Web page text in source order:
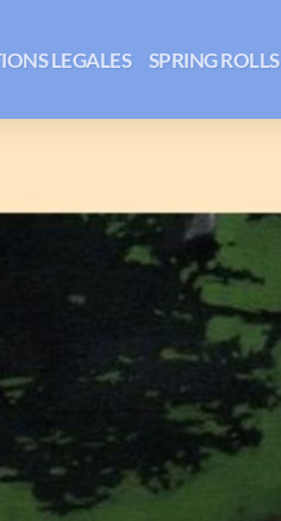
LEGALES SPRING ROLLS